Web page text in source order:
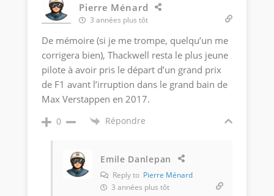
Pierre Ménard
3 années plus tôt
De mémoire (si je me trompe, quelqu’un me
corrigera bien), Thackwell resta le plus jeune
pilote à avoir pris le départ d’un grand prix
de F1 avant l’irruption dans le grand bain de
Max Verstappen en 2017.
0 Répondre
Emile Danlepan
Reply to Pierre Ménard
3 années plus tôt